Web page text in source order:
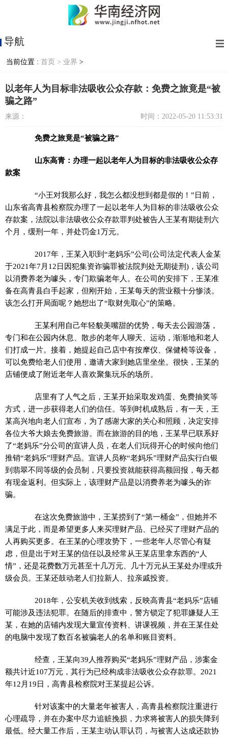
导航
当前位置 : 首页 > 业界 >
以老年人为目标非法吸收公众存款：免费之旅竟是“被
骗之路”
来源： 时间：2022-05-20 11:53:31
免费之旅竟是“被骗之路”
山东高青：办理一起以老年人为目标的非法吸收公众存
款案
“小王对我那么好，我怎么都没想到都是假的！”日前，
山东省高青县检察院办理了一起以老年人为目标的非法吸收公众
存款案，法院以非法吸收公众存款罪判处被告人王某有期徒刑六
个月，缓刑一年，并处罚金1万元。
2017年，王某入职到“老妈乐”公司(公司法定代表人金某
于2021年7月12日因犯集资诈骗罪被法院判处无期徒刑)，该公司
以消费养老为噱头，专门欺骗老年人。在公司的安排下，王某准
备在高青县白手起家，但刚开始，王某每天的营业额十分惨淡。
该怎么打开局面呢？她想出了“取财先取心”的策略。
王某利用自己年轻貌美嘴甜的优势，每天去公园游荡，
专门和在公园内休息、散步的老年人聊天、运动，渐渐地和老人
们打成一片。接着，她提起自己店中有按摩仪、保健椅等设备，
可以免费给老人们使用，邀请大家到她店里坐坐。很快，王某的
店铺便成了附近老年人喜欢聚集玩乐的场所。
店里有了人气之后，王某开始采取发鸡蛋、免费抽奖等
方式，进一步获得老人们的信任。等到时机成熟后，有一天，王
某高兴地向老人们宣布，为了感谢大家的关心和照顾，决定安排
各位大爷大娘去免费旅游。而在旅游的目的地，王某早已联系好
了“老妈乐”分公司的宣讲人员，在老人们玩得开心的时候向他们
推销“老妈乐”理财产品。宣讲人员称“老妈乐”理财产品实行白银
到翡翠不同等级的会员制，只要投资就能获得高额回报，每天都
有现金返利。但实际上，该理财产品是以消费养老为噱头的诈
骗。
在这次免费旅游中，王某捞到了“第一桶金”，但她并不
满足于此，而是希望更多人来买理财产品、已经买了理财产品的
人再购买更多。在王某的心理攻势下，一些老年人尽管心有疑
虑，但是出于对王某的信任以及经常从王某店里拿东西的“人
情”，还是花费数万元甚至十几万元、几十万元从王某处办理或升
级会员。王某还鼓动老人们拉新人、拉亲戚投资。
2018年，公安机关收到线索，反映高青县“老妈乐”店铺
可能涉及违法犯罪。在随后的排查中，警方锁定了犯罪嫌疑人王
某，在她的店铺内发现大量宣传资料、讲课视频，并在王某住处
的电脑中发现了数百名被骗老人的名单和账目资料。
经查，王某向39人推荐购买“老妈乐”理财产品，涉案金
额共计近107万元，其行为已经构成非法吸收公众存款罪。2021
年12月19日，高青县检察院对王某提起公诉。
针对该案中的大量老年被害人，高青县检察院注重进行
心理疏导，并在办案中尽力追赃挽损，力求将被害人的损失降到
最低。经大量工作后，王某主动认罪认罚，与被害人达成还款协